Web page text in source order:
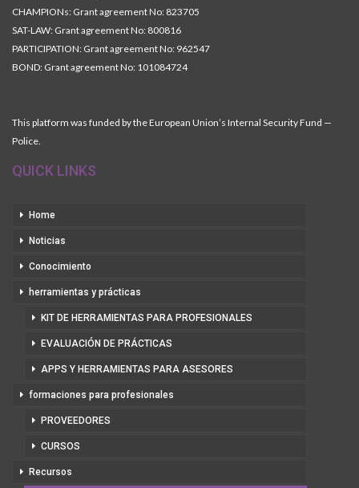
CHAMPIONs: Grant agreement No: 823705
SAT-LAW: Grant agreement No: 800816
PARTICIPATION: Grant agreement No: 962547
BOND: Grant agreement No: 101084724
This platform was funded by the European Union’s Internal Security Fund —
Police.
QUICK LINKS
Home
Noticias
Conocimiento
herramientas y prácticas
KIT DE HERRAMIENTAS PARA PROFESIONALES
EVALUACIÓN DE PRÁCTICAS
APPS Y HERRAMIENTAS PARA ASESORES
formaciones para profesionales
PROVEEDORES
CURSOS
Recursos